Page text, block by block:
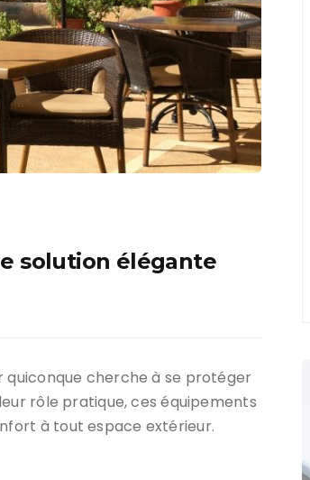
solution élégante
quiconque cherche à se protéger
rôle pratique, ces équipements
à tout espace extérieur.